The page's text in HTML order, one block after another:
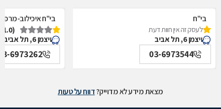
בי"ח
איכילוב-אף,אוזן,גרון,ניתוחי-ראש,צוואר,פה,לסתות-מערך,
תל אביב
לעסק זה אין חוות דעת
ויצמן 6, תל אביב
03-6973544
בי"ח איכילוב-
תל אביב
(1.0)
ויצמן 6, תל אביב
6973262
מצאת מידע לא מדוייק?דווח על טעות